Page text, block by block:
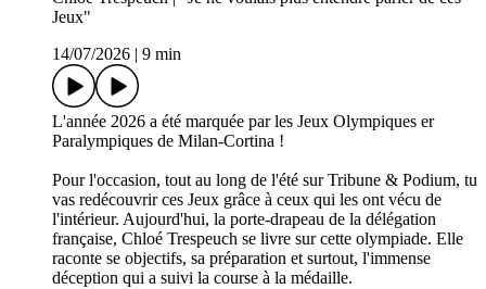
Jeux"
14/07/2026
9 min
L'année 2026 a été marquée par les Jeux Olympiques er
Paralympiques de Milan-Cortina !
Pour l'occasion, tout au long de l'été sur Tribune & Podium, tu
vas redécouvrir ces Jeux grâce à ceux qui les ont vécu de
l'intérieur. Aujourd'hui, la porte-drapeau de la délégation
française, Chloé Trespeuch se livre sur cette olympiade. Elle
raconte se objectifs, sa préparation et surtout, l'immense
déception qui a suivi la course à la médaille.